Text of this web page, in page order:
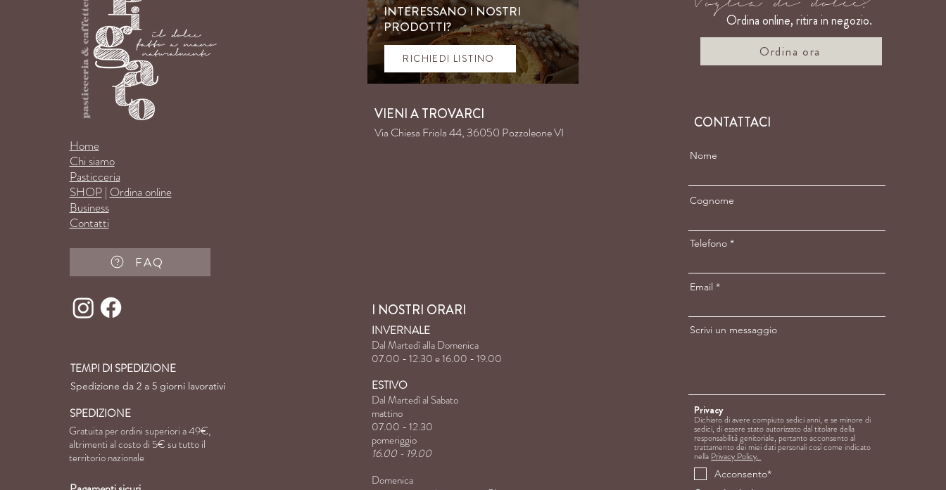
Home
Chi siamo
Pasticceria
SHOP| Ordina online
Business
Contatti
FAQ
TEMPI DI SPEDIZIONE
Spedizione da 2 a 5 giorni lavorativi
SPEDIZIONE
Gratuita per ordini superiori a 49€,
altrimenti al costo di 5€ su tutto il
territorio nazionale
INTERESSANO I NOSTRI
PRODOTTI?
RICHIEDI LISTINO
VIENI A TROVARCI
Via Chiesa Friola 44, 36050 Pozzoleone VI
I NOSTRI ORARI
INVERNALE
Dal Martedì alla Domenica
07.00 - 12.30 e 16.00 - 19.00
ESTIVO
Dal Martedì al Sabato
mattino
07.00 - 12.30
pomeriggio
16.00 - 19.00
Domenica
Ordina online, ritira in negozio.
Ordina ora
CONTATTACI
Nome
Cognome
Telefono
Email
Scrivi un messaggio
Privacy
Dichiaro di avere compiuto sedici anni, e se minore di
sedici, di essere stato autorizzato dal titolare della
responsabilità genitoriale, pertanto acconsento al
trattamento dei miei dati personali così come indicato
nella Privacy Policy.
Acconsento*